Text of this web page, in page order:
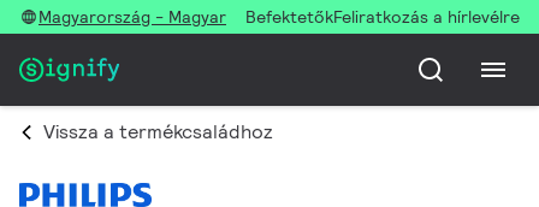
Magyarország - Magyar BefektetőkFeliratkozás a hírlevélre
Vissza a termékcsaládhoz